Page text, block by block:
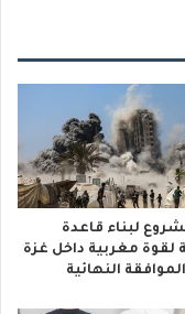
لبناء قاعدة
لقوة مغربية داخل غزة
النهائية